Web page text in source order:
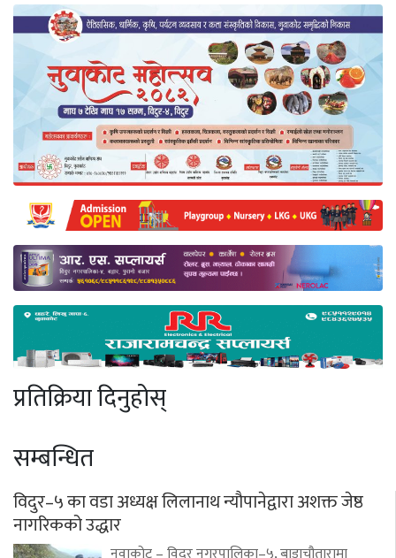
प्रतिक्रिया दिनुहोस्
सम्बन्धित
विदुर–५ का वडा अध्यक्ष लिलानाथ न्यौपानेद्वारा अशक्त जेष्ठ
नागरिकको उद्धार